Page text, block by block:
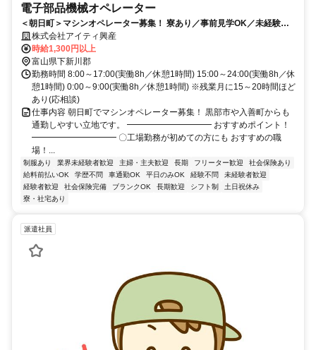
電子部品機械オペレーター
＜朝日町＞マシンオペレーター募集！ 寮あり／事前見学OK／未経験歓
迎／土日休み／／中高年さんも活躍中
株式会社アイティ興産
時給1,300円以上
富山県下新川郡
勤務時間 8:00～17:00(実働8h／休憩1時間) 15:00～24:00(実働8h／休
憩1時間) 0:00～9:00(実働8h／休憩1時間) ※残業月に15～20時間ほど
あり(応相談)
仕事内容 朝日町でマシンオペレーター募集！ 黒部市や入善町からも
通勤しやすい立地です。 ━━━━━━━━━━ おすすめポイント！
━━━━━━━━━━ 〇工場勤務が初めての方にも おすすめの職
場！...
制服あり 業界未経験者歓迎 主婦・主夫歓迎 長期 フリーター歓迎
社会保険あり
給料前払いOK
学歴不問 車通勤OK 平日のみOK 経験不問
未経験者歓迎
経験者歓迎
社会保険完備 ブランクOK 長期歓迎 シフト制
土日祝休み
寮・社宅あり
派遣社員